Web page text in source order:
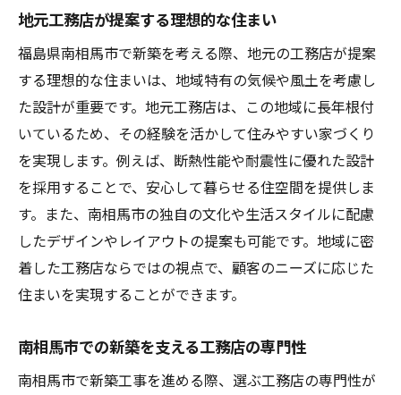
地元工務店が提案する理想的な住まい
福島県南相馬市で新築を考える際、地元の工務店が提案
する理想的な住まいは、地域特有の気候や風土を考慮し
た設計が重要です。地元工務店は、この地域に長年根付
いているため、その経験を活かして住みやすい家づくり
を実現します。例えば、断熱性能や耐震性に優れた設計
を採用することで、安心して暮らせる住空間を提供しま
す。また、南相馬市の独自の文化や生活スタイルに配慮
したデザインやレイアウトの提案も可能です。地域に密
着した工務店ならではの視点で、顧客のニーズに応じた
住まいを実現することができます。
南相馬市での新築を支える工務店の専門性
南相馬市で新築工事を進める際、選ぶ工務店の専門性が